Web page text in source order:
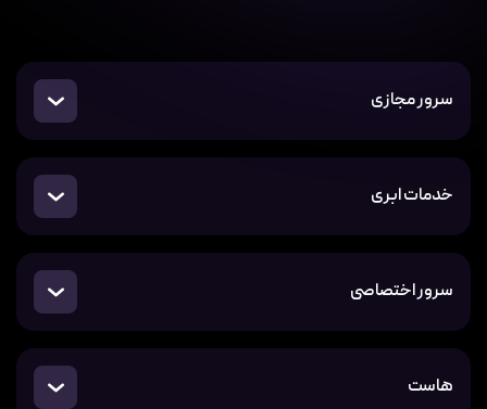
سرور مجازی
خدمات ابری
سرور اختصاصی
هاست